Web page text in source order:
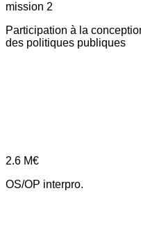
mission 2
Participation à la
des politiques publiques
2.6 M€
OS/OP interpro.